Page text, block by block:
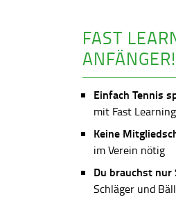
FAST
ANFÄNGER!
Einfach Tennis
mit Fast Learning
Keine
im Verein nötig
Du brauchst nur
Schläger und